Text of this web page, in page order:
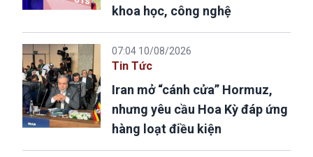
khoa học, công nghệ
07:04 10/08/2026
Tin Tức
Iran mở “cánh cửa” Hormuz,
nhưng yêu cầu Hoa Kỳ đáp ứng
hàng loạt điều kiện